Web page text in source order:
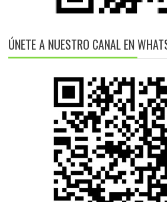
ÚNETE A NUESTRO CANAL EN